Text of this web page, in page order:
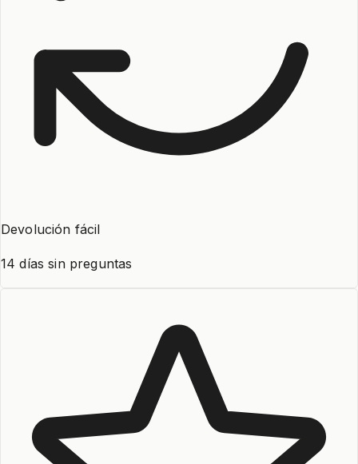
Devolución fácil
14 días sin preguntas